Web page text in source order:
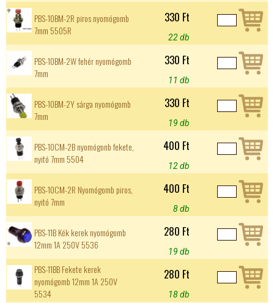
PBS-10BM-2R piros nyomógomb
7mm 5505R
330 Ft
22 db
PBS-10BM-2W fehér nyomógomb
7mm
330 Ft
11 db
PBS-10BM-2Y sárga nyomógomb
7mm
330 Ft
19 db
PBS-10CM-2B nyomógonb fekete,
nyitó 7mm 5504
400 Ft
12 db
PBS-10CM-2R Nyomógomb piros,
nyitó 7mm
400 Ft
8 db
PBS-11B Kék kerek nyomógomb
12mm 1A 250V 5536
280 Ft
19 db
PBS-11BB Fekete kerek
nyomógomb 12mm 1A 250V
5534
280 Ft
18 db